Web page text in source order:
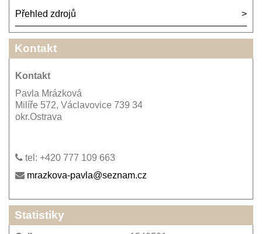
Přehled zdrojů
Kontakt
Kontakt
Pavla Mrázková
Milíře 572, Václavovice 739 34
okr.Ostrava
tel: +420 777 109 663
mrazkova-pavla@seznam.cz
Statistiky